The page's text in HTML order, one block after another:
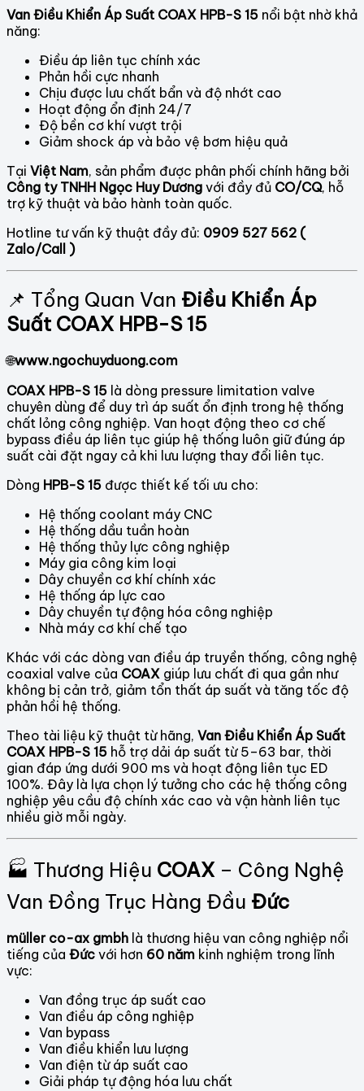
Van Điều Khiển Áp Suất COAX HPB-S 15 nổi bật nhờ khả
năng:
Điều áp liên tục chính xác
Phản hồi cực nhanh
Chịu được lưu chất bẩn và độ nhớt cao
Hoạt động ổn định 24/7
Độ bền cơ khí vượt trội
Giảm shock áp và bảo vệ bơm hiệu quả
Tại Việt Nam, sản phẩm được phân phối chính hãng bởi
Công ty TNHH Ngọc Huy Dương với đầy đủ CO/CQ, hỗ
trợ kỹ thuật và bảo hành toàn quốc.
Hotline tư vấn kỹ thuật đầy đủ: 0909 527 562 (
Zalo/Call )
📌 Tổng Quan Van Điều Khiển Áp
Suất COAX HPB-S 15
🌐www.ngochuyduong.com
COAX HPB-S 15 là dòng pressure limitation valve
chuyên dùng để duy trì áp suất ổn định trong hệ thống
chất lỏng công nghiệp. Van hoạt động theo cơ chế
bypass điều áp liên tục giúp hệ thống luôn giữ đúng áp
suất cài đặt ngay cả khi lưu lượng thay đổi liên tục.
Dòng HPB-S 15 được thiết kế tối ưu cho:
Hệ thống coolant máy CNC
Hệ thống dầu tuần hoàn
Hệ thống thủy lực công nghiệp
Máy gia công kim loại
Dây chuyền cơ khí chính xác
Hệ thống áp lực cao
Dây chuyền tự động hóa công nghiệp
Nhà máy cơ khí chế tạo
Khác với các dòng van điều áp truyền thống, công nghệ
coaxial valve của COAX giúp lưu chất đi qua gần như
không bị cản trở, giảm tổn thất áp suất và tăng tốc độ
phản hồi hệ thống.
Theo tài liệu kỹ thuật từ hãng, Van Điều Khiển Áp Suất
COAX HPB-S 15 hỗ trợ dải áp suất từ 5–63 bar, thời
gian đáp ứng dưới 900 ms và hoạt động liên tục ED
100%. Đây là lựa chọn lý tưởng cho các hệ thống công
nghiệp yêu cầu độ chính xác cao và vận hành liên tục
nhiều giờ mỗi ngày.
🏭 Thương Hiệu COAX– Công Nghệ
Van Đồng Trục Hàng Đầu Đức
müller co-ax gmbh là thương hiệu van công nghiệp nổi
tiếng của Đức với hơn 60 năm kinh nghiệm trong lĩnh
vực:
Van đồng trục áp suất cao
Van điều áp công nghiệp
Van bypass
Van điều khiển lưu lượng
Van điện từ áp suất cao
Giải pháp tự động hóa lưu chất